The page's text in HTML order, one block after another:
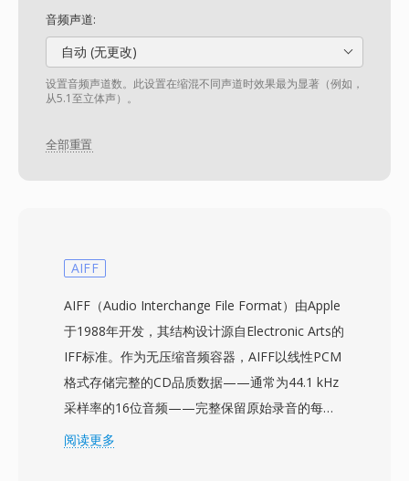
音频声道:
自动 (无更改)
设置音频声道数。此设置在缩混不同声道时效果最为显著（例如，
从5.1至立体声）。
全部重置
AIFF
AIFF（Audio Interchange File Format）由Apple
于1988年开发，其结构设计源自Electronic Arts的
IFF标准。作为无压缩音频容器，AIFF以线性PCM
格式存储完整的CD品质数据——通常为44.1 kHz
采样率的16位音频——完整保留原始录音的每一
个细节，不进行有损编码。该格式以块结构组织内
阅读更多